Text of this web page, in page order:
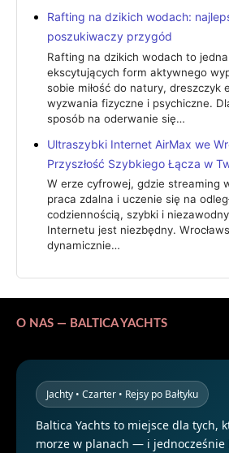
Rafting na dzikich wodach:
poszukiwaczy przygód
Rafting na dzikich wodach to
ekscytujących form aktywnego
sobie miłość do natury, dreszczyk
wyzwania fizyczne i psychiczne.
sposób na oderwanie się…
Ultraszybki Internet AirMax we
Przyszłość Szybkiego Łącza w
W erze cyfrowej, gdzie streaming
praca zdalna i uczenie się na
codziennością, szybki i
Internetu jest niezbędny.
dynamicznie…
O NAS — BALTICA YACHTS
Jachty • Czarter • Rejsy po Bałtyku
Baltica Yachts to miejsce dla tych,
morze w planach — i jednocześnie